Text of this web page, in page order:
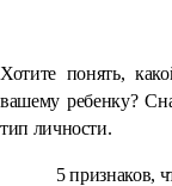
Хотите понять,
вашему ребенку?
тип личности.
5 признаков,